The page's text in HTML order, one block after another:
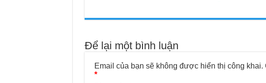
Để lại một bình luận
Email của bạn sẽ không được hiển thị công khai.
*